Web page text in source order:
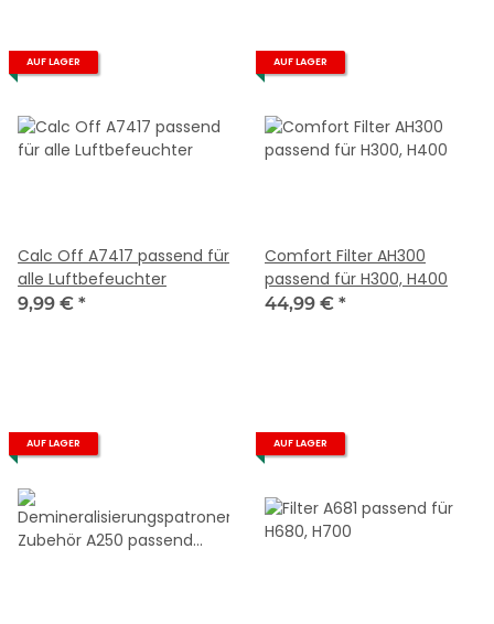
AUF LAGER
Calc Off A7417 passend für
alle Luftbefeuchter
9,99 € *
AUF LAGER
Comfort Filter AH300
passend für H300, H400
44,99 € *
AUF LAGER AUF LAGER